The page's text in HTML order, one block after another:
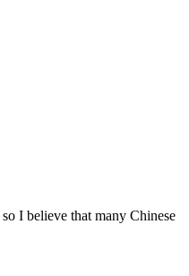
I believe that many Chinese